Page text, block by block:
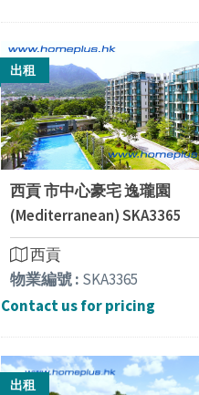
出租
西貢 市中心豪宅 逸瓏園
(Mediterranean) SKA3365
西貢
物業編號 : SKA3365
Contact us for pricing
出租